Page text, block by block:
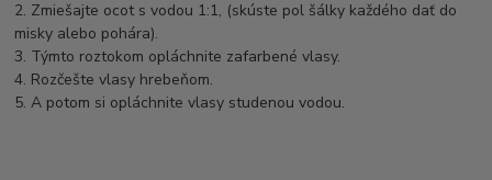
2. Zmiešajte ocot s vodou 1:1, (skúste pol šálky každého dať do
misky alebo pohára).
3. Týmto roztokom opláchnite zafarbené vlasy.
4. Rozčešte vlasy hrebeňom.
5. A potom si opláchnite vlasy studenou vodou.